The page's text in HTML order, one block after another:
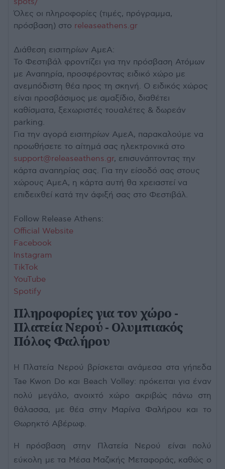
spots/
Όλες οι πληροφορίες (τιμές, πρόγραμμα,
πρόσβαση) στο releaseathens.gr
Διάθεση εισιτηρίων ΑμεΑ:
Το Φεστιβάλ φροντίζει για την πρόσβαση Ατόμων
με Αναπηρία, προσφέροντας ειδικό χώρο με
ανεμπόδιστη θέα προς τη σκηνή. Ο ειδικός χώρος
είναι προσβάσιμος με αμαξίδιο, διαθέτει
καθίσματα, ξεχωριστές τουαλέτες & δωρεάν
parking.
Για την αγορά εισιτηρίων ΑμεΑ, παρακαλούμε να
προωθήσετε το αίτημά σας ηλεκτρονικά στο
support@releaseathens.gr, επισυνάπτοντας την
κάρτα αναπηρίας σας. Για την είσοδό σας στους
χώρους ΑμεΑ, η κάρτα αυτή θα χρειαστεί να
επιδειχθεί κατά την άφιξή σας στο Φεστιβάλ.
Follow Release Athens:
Official Website
Facebook
Instagram
TikTok
YouTube
Spotify
Πληροφορίες για τον χώρο -
Πλατεία Νερού - Ολυμπιακός
Πόλος Φαλήρου
Η Πλατεία Νερού βρίσκεται ανάμεσα στα γήπεδα
Tae Kwon Do και Beach Volley: πρόκειται για έναν
πολύ μεγάλο, ανοιχτό χώρο ακριβώς πάνω στη
θάλασσα, με θέα στην Μαρίνα Φαλήρου και το
Θωρηκτό Αβέρωφ.
Η πρόσβαση στην Πλατεία Νερού είναι πολύ
εύκολη με τα Μέσα Μαζικής Μεταφοράς, καθώς ο